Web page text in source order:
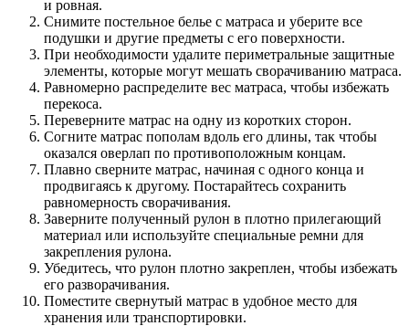
и ровная.
Снимите постельное белье с матраса и уберите все
подушки и другие предметы с его поверхности.
При необходимости удалите периметральные защитные
элементы, которые могут мешать сворачиванию матраса.
Равномерно распределите вес матраса, чтобы избежать
перекоса.
Переверните матрас на одну из коротких сторон.
Согните матрас пополам вдоль его длины, так чтобы
оказался оверлап по противоположным концам.
Плавно сверните матрас, начиная с одного конца и
продвигаясь к другому. Постарайтесь сохранить
равномерность сворачивания.
Заверните полученный рулон в плотно прилегающий
материал или используйте специальные ремни для
закрепления рулона.
Убедитесь, что рулон плотно закреплен, чтобы избежать
его разворачивания.
Поместите свернутый матрас в удобное место для
хранения или транспортировки.